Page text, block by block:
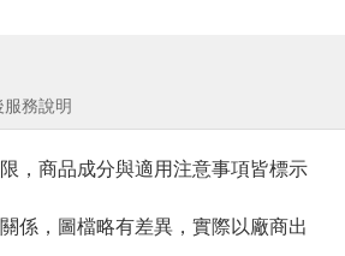
務說明
，商品成分與適用注意事項皆標示
係，圖檔略有差異，實際以廠商出